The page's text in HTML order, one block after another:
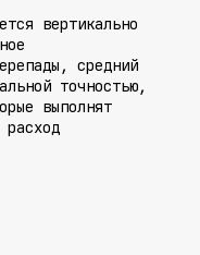
вертикально
средний
точностью,
выполнят